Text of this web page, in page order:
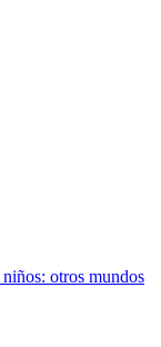
otros mundos